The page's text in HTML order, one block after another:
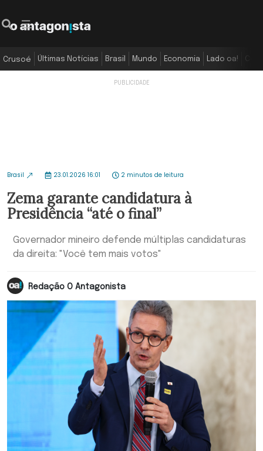
Crusoé Últimas Notícias Brasil Mundo Economia Lado oa!
Brasil 23.01.2026 16:01 2 minutos de leitura
Zema garante candidatura à
Presidência “até o final”
Governador mineiro defende múltiplas candidaturas
da direita: "Você tem mais votos"
Redação O Antagonista